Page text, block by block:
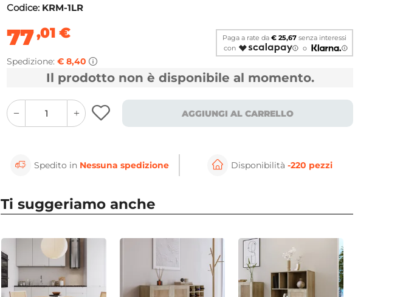
⚲ Clicca per ingrandire
Codice: KRM-1LR
77,01 €
Spedizione: € 8,40
Paga a rate da€ 25,67 senza interessi
con
o
Il prodotto non è disponibile al momento.
quantity
button
quantity
minus
button
AGGIUNGI AL CARRELLO
Spedito in Nessuna spedizione Disponibilità -220 pezzi
Ti suggeriamo anche